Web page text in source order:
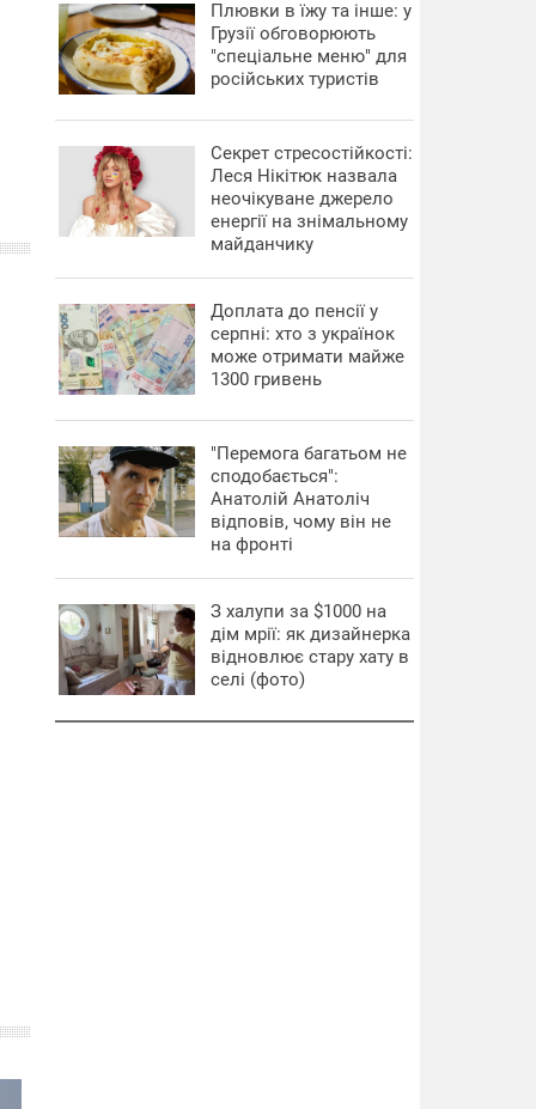
Плювки в їжу та інше: у
Грузії обговорюють
"спеціальне меню" для
російських туристів
Секрет стресостійкості:
Леся Нікітюк назвала
неочікуване джерело
енергії на знімальному
майданчику
Доплата до пенсії у
серпні: хто з українок
може отримати майже
1300 гривень
"Перемога багатьом не
сподобається":
Анатолій Анатоліч
відповів, чому він не
на фронті
З халупи за $1000 на
дім мрії: як дизайнерка
відновлює стару хату в
селі (фото)